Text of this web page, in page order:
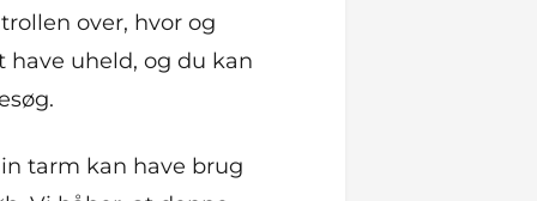
over, hvor og
have uheld, og du kan
tarm kan have brug